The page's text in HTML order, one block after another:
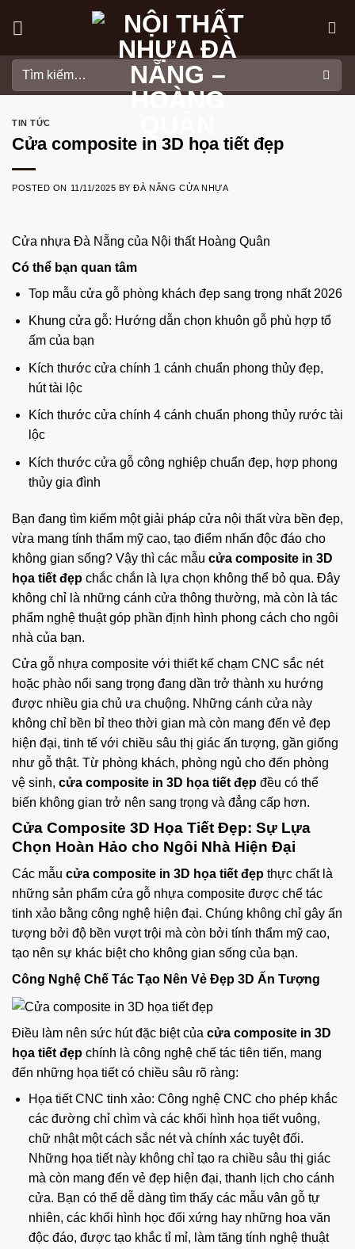
kiếm:
TIN TỨC
Cửa composite in 3D họa tiết đẹp
POSTED ON 11/11/2025 BYĐÀ NẴNG CỬA NHỰA
Cửa nhựa Đà Nẵng của Nội thất Hoàng Quân
Có thể bạn quan tâm
Top mẫu cửa gỗ phòng khách đẹp sang trọng nhất 2026
Khung cửa gỗ: Hướng dẫn chọn khuôn gỗ phù hợp tổ
ấm của bạn
Kích thước cửa chính 1 cánh chuẩn phong thủy đẹp,
hút tài lộc
Kích thước cửa chính 4 cánh chuẩn phong thủy rước tài
lộc
Kích thước cửa gỗ công nghiệp chuẩn đẹp, hợp phong
thủy gia đình
Bạn đang tìm kiếm một giải pháp cửa nội thất vừa bền đẹp,
vừa mang tính thẩm mỹ cao, tạo điểm nhấn độc đáo cho
không gian sống? Vậy thì các mẫu cửa composite in 3D
họa tiết đẹp chắc chắn là lựa chọn không thể bỏ qua. Đây
không chỉ là những cánh cửa thông thường, mà còn là tác
phẩm nghệ thuật góp phần định hình phong cách cho ngôi
nhà của bạn.
Cửa gỗ nhựa composite với thiết kế chạm CNC sắc nét
hoặc phào nổi sang trọng đang dần trở thành xu hướng
được nhiều gia chủ ưa chuộng. Những cánh cửa này
không chỉ bền bỉ theo thời gian mà còn mang đến vẻ đẹp
hiện đại, tinh tế với chiều sâu thị giác ấn tượng, gần giống
như gỗ thật. Từ phòng khách, phòng ngủ cho đến phòng
vệ sinh, cửa composite in 3D họa tiết đẹp đều có thể
biến không gian trở nên sang trọng và đẳng cấp hơn.
Cửa Composite 3D Họa Tiết Đẹp: Sự Lựa
Chọn Hoàn Hảo cho Ngôi Nhà Hiện Đại
Các mẫu cửa composite in 3D họa tiết đẹp thực chất là
những sản phẩm cửa gỗ nhựa composite được chế tác
tinh xảo bằng công nghệ hiện đại. Chúng không chỉ gây ấn
tượng bởi độ bền vượt trội mà còn bởi tính thẩm mỹ cao,
tạo nên sự khác biệt cho không gian sống của bạn.
Công Nghệ Chế Tác Tạo Nên Vẻ Đẹp 3D Ấn Tượng
Điều làm nên sức hút đặc biệt của cửa composite in 3D
họa tiết đẹp chính là công nghệ chế tác tiên tiến, mang
đến những họa tiết có chiều sâu rõ ràng:
Họa tiết CNC tinh xảo: Công nghệ CNC cho phép khắc
các đường chỉ chìm và các khối hình họa tiết vuông,
chữ nhật một cách sắc nét và chính xác tuyệt đối.
Những họa tiết này không chỉ tạo ra chiều sâu thị giác
mà còn mang đến vẻ đẹp hiện đại, thanh lịch cho cánh
cửa. Bạn có thể dễ dàng tìm thấy các mẫu vân gỗ tự
nhiên, các khối hình học đối xứng hay những hoa văn
độc đáo, được tạo khắc tỉ mỉ, làm tăng tính nghệ thuật